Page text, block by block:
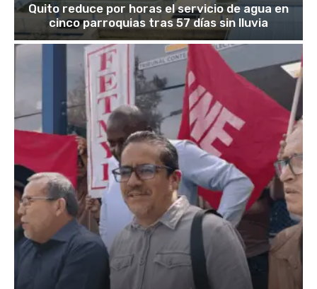
Quito reduce por horas el servicio de agua en
cinco parroquias tras 57 días sin lluvia